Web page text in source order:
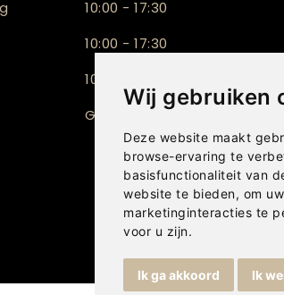
Wij gebruiken
Deze website maakt
browse-ervaring te
basisfunctionaliteit van
website te bieden, om
marketinginteracties te
voor u zijn.
Ik ga akkoord Ik
10:00 - 17:30
10:00 - 17:30
10:00 - 17:00
Gesloten